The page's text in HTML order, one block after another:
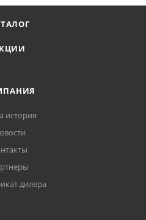
история
дилера